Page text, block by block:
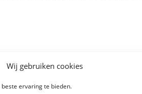
Wij gebruiken cookies
ervaring te bieden.